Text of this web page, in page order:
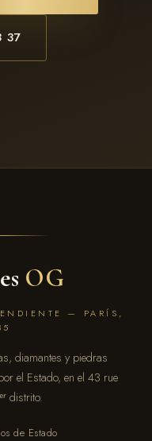
37
OG
— PARÍS,
diamantes y piedras
el Estado, en el 43 rue
distrito.
de Estado